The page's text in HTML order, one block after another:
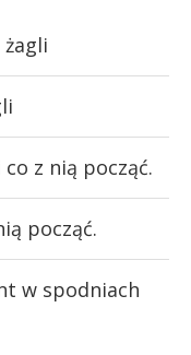
żagli
z nią począć.
począć.
w spodniach